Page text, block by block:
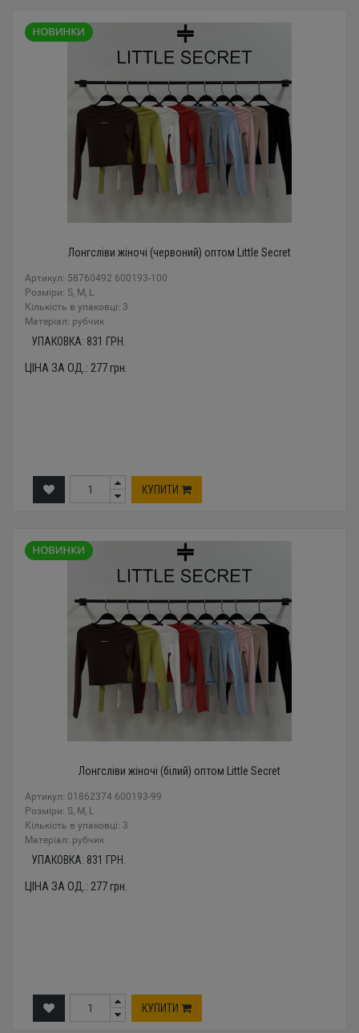
Лонгсліви жіночі (червоний) оптом Little Secret
Артикул: 58760492 600193-100
Розміри: S, M, L
Кількість в упаковці: 3
Mатеріал: рубчик
УПАКОВКА: 831 ГРН.
ЦІНА ЗА ОД.: 277грн.
КУПИТИ
Лонгсліви жіночі (білий) оптом Little Secret
Артикул: 01862374 600193-99
Розміри: S, M, L
Кількість в упаковці: 3
Mатеріал: рубчик
УПАКОВКА: 831 ГРН.
ЦІНА ЗА ОД.: 277грн.
КУПИТИ